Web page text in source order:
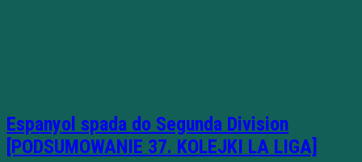
Espanyol spada do Segunda Division
[PODSUMOWANIE 37. KOLEJKI LA LIGA]